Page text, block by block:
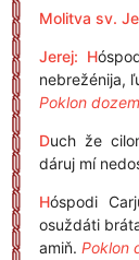
Molitva sv.
Jerej: H
nebrežénija,
Poklon
Duch že
dáruj mí
Hóspodi
osuždáti
amiň. Poklon